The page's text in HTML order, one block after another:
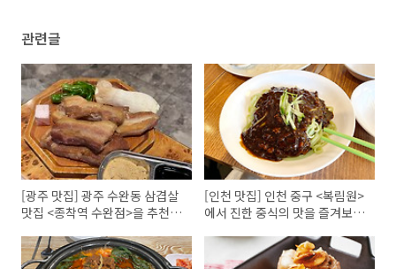
관련글
[광주 맛집] 광주 수완동 삼겹살
맛집 <종착역 수완점>을 추천합
[인천 맛집] 인천 중구 <복림원>
에서 진한 중식의 맛을 즐겨보세